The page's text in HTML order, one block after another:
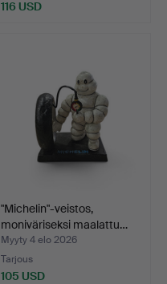
116 USD
"Michelin"-veistos,
moniväriseksi maalattu…
Myyty 4 elo 2026
Tarjous
105 USD